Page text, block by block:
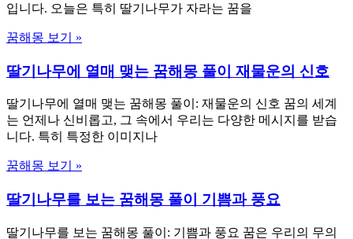
입니다. 오늘은 특히 딸기나무가 자라는 꿈을
꿈해몽 보기 »
딸기나무에 열매 맺는 꿈해몽 풀이 재물운의 신호
딸기나무에 열매 맺는 꿈해몽 풀이: 재물운의 신호 꿈의 세계
는 언제나 신비롭고, 그 속에서 우리는 다양한 메시지를 받습
니다. 특히 특정한 이미지나
꿈해몽 보기 »
딸기나무를 보는 꿈해몽 풀이 기쁨과 풍요
딸기나무를 보는 꿈해몽 풀이: 기쁨과 풍요 꿈은 우리의 무의